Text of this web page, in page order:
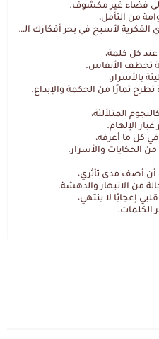
فضاء غير مكشوف.
من التأمل،
لأسبح في بحر أفكارك العميق.
كل كلمة،
تخطف الأنفاس.
بالأسرار،
ثمارًا من الحكمة والإبداع.
المتلألئة،
الإلهام.
كل ما أعرفه،
من الحكايات والأسرار.
أن أصف مدى تأثري،
من الانبهار والدهشة.
إعجابًا لا ينتهي،
الكلمات.